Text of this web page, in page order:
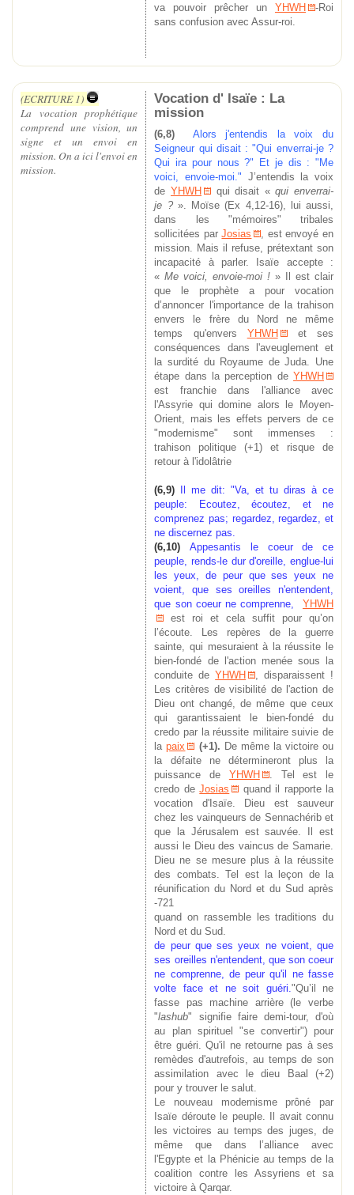
va pouvoir prêcher un YHWH
-Roi
sans confusion avec Assur-roi.
(ECRITURE 1)
La vocation prophétique
comprend une vision, un
signe et un envoi en
mission. On a ici l'envoi en
mission.
Vocation d' Isaïe : La
mission
(6,8) Alors j'entendis la voix du
Seigneur qui disait : "Qui enverrai-je ?
Qui ira pour nous ?" Et je dis : "Me
voici, envoie-moi." J’entendis la voix
de YHWH qui disait «qui enverrai-
je ? ». Moïse(Ex 4,12-16),
lui aussi,
dans les "mémoires" tribales
sollicitées parJosias
, est envoyé en
mission. Mais il refuse, prétextant son
incapacité à parler. Isaïe accepte :
«Me voici, envoie-moi ! » Il est clair
que le prophète a pour vocation
d’annoncer l'importance de la trahison
envers le frère du Nord ne même
temps qu'envers YHWH
et ses
conséquences dans l'aveuglement et
la surdité du Royaume de Juda. Une
étape dans la perception de YHWH
est franchie dans l'alliance avec
l'Assyrie qui domine alors le Moyen-
Orient, mais les effets pervers de ce
"modernisme" sont immenses :
trahison politique (+1) et risque de
retour à l'idolâtrie
(6,9) Il me dit: "Va, et tu diras à ce
peuple: Ecoutez, écoutez, et ne
comprenez pas; regardez, regardez, et
ne discernez pas.
(6,10) Appesantis le coeur de ce
peuple, rends-le dur d'oreille, englue-lui
les yeux, de peur que ses yeux ne
voient, que ses oreilles n'entendent,
que son coeur ne comprenne, YHWH
est roi et cela suffit pour qu’on
l’écoute. Les repères de la guerre
sainte, qui mesuraient à la réussite le
bien-fondé de l'action menée sous la
conduite deYHWH
, disparaissent !
Les critères de visibilité de l'action de
Dieu ont changé, de même que ceux
qui garantissaient le bien-fondé du
credo par la réussite militaire suivie de
lapaix (+1). De même la victoire ou
la défaite ne détermineront plus la
puissance de YHWH
. Tel est le
credo deJosias
quand il rapporte la
vocation d'Isaïe. Dieu est sauveur
chez les vainqueurs de Sennachérib et
que la Jérusalem est sauvée. Il est
aussi le Dieu des vaincus de Samarie.
Dieu ne se mesure plus à la réussite
des combats. Tel est la leçon de la
réunification du Nord et du Sud après
-721
quand on rassemble les traditions du
Nord et du Sud.
de peur que ses yeux ne voient, que
ses oreilles n'entendent, que son coeur
ne comprenne, de peurqu'il ne fasse
volte face et ne soit guéri."Qu’il ne
fasse pas machine arrière (le verbe
"lashub" signifie faire demi-tour, d'où
au plan spirituel "se convertir") pour
être guéri. Qu'il ne retourne pas à ses
remèdes d'autrefois, au temps de son
assimilation avec le dieu Baal (+2)
pour y trouver le salut.
Le nouveau modernisme prôné par
Isaïe déroute le peuple. Il avait connu
les victoires au temps des juges, de
même que dans l’alliance avec
l'Egypte et la Phénicie au temps de la
coalition contre les Assyriens et sa
victoire à Qarqar.